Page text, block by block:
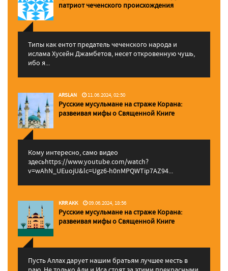
патриот чеченского происхождения
Типы как ентот предатель чеченского народа и
ислама Хусейн Джамбетов, несет откровенную чушь,
ибо я...
ARSLAN 11.06.2024, 02:50
Русские мусульмане на страже Корана:
pазвеивая мифы о Священной Книге
Кому интересно, само видео
здесьhttps://www.youtube.com/watch?
v=wAhN_UEuojU&lc=Ugz6-h0nMPQWTip7AZ94...
KRR AKK 09.06.2024, 18:56
Русские мусульмане на страже Корана:
pазвеивая мифы о Священной Книге
Пусть Аллах дарует нашим братьям лучшее месть в